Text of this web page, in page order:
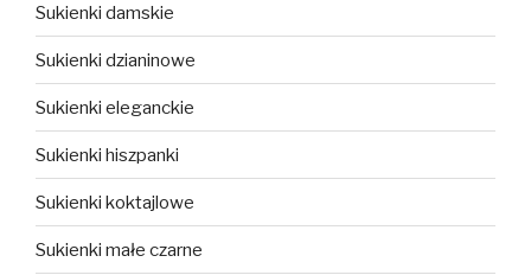
Sukienki damskie
Sukienki dzianinowe
Sukienki eleganckie
Sukienki hiszpanki
Sukienki koktajlowe
Sukienki małe czarne